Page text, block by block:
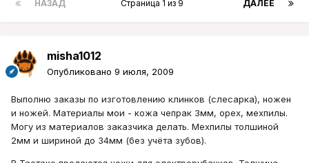
НАЗАД ДАЛЕЕ
Страница 1 из 9
misha1012
Опубликовано 9 июля, 2009
Выполню заказы по изготовлению клинков (слесарка), ножен
и ножей. Материалы мои - кожа чепрак 3мм, орех, мехпилы.
Могу из материалов заказчика делать. Мехпилы толшиной
2мм и шириной до 34мм (без учёта зубов).